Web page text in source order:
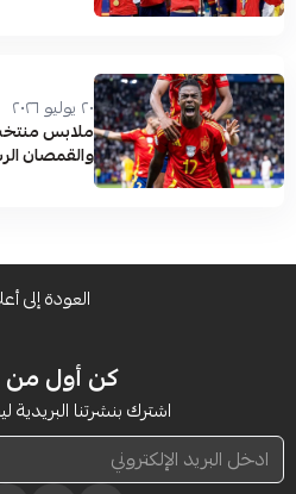
٢٠ يوليو ٢٠٢٦
ملابس
والقمصان
العودة إلى
كن أول من
اشترك بنشرتنا